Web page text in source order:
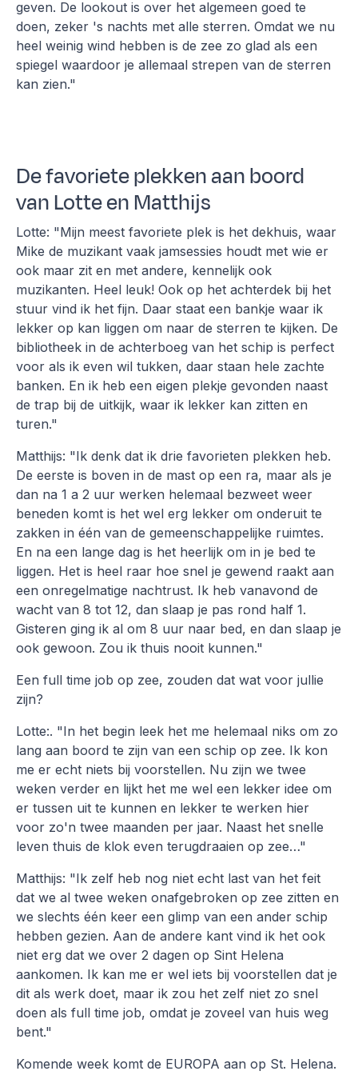
geven. De lookout is over het algemeen goed te
doen, zeker 's nachts met alle sterren. Omdat we nu
heel weinig wind hebben is de zee zo glad als een
spiegel waardoor je allemaal strepen van de sterren
kan zien."
De favoriete plekken aan boord
van Lotte en Matthijs
Lotte: "Mijn meest favoriete plek is het dekhuis, waar
Mike de muzikant vaak jamsessies houdt met wie er
ook maar zit en met andere, kennelijk ook
muzikanten. Heel leuk! Ook op het achterdek bij het
stuur vind ik het fijn. Daar staat een bankje waar ik
lekker op kan liggen om naar de sterren te kijken. De
bibliotheek in de achterboeg van het schip is perfect
voor als ik even wil tukken, daar staan hele zachte
banken. En ik heb een eigen plekje gevonden naast
de trap bij de uitkijk, waar ik lekker kan zitten en
turen."
Matthijs: "Ik denk dat ik drie favorieten plekken heb.
De eerste is boven in de mast op een ra, maar als je
dan na 1 a 2 uur werken helemaal bezweet weer
beneden komt is het wel erg lekker om onderuit te
zakken in één van de gemeenschappelijke ruimtes.
En na een lange dag is het heerlijk om in je bed te
liggen. Het is heel raar hoe snel je gewend raakt aan
een onregelmatige nachtrust. Ik heb vanavond de
wacht van 8 tot 12, dan slaap je pas rond half 1.
Gisteren ging ik al om 8 uur naar bed, en dan slaap je
ook gewoon. Zou ik thuis nooit kunnen."
Een full time job op zee, zouden dat wat voor jullie
zijn?
Lotte:. "In het begin leek het me helemaal niks om zo
lang aan boord te zijn van een schip op zee. Ik kon
me er echt niets bij voorstellen. Nu zijn we twee
weken verder en lijkt het me wel een lekker idee om
er tussen uit te kunnen en lekker te werken hier
voor zo'n twee maanden per jaar. Naast het snelle
leven thuis de klok even terugdraaien op zee…"
Matthijs: "Ik zelf heb nog niet echt last van het feit
dat we al twee weken onafgebroken op zee zitten en
we slechts één keer een glimp van een ander schip
hebben gezien. Aan de andere kant vind ik het ook
niet erg dat we over 2 dagen op Sint Helena
aankomen. Ik kan me er wel iets bij voorstellen dat je
dit als werk doet, maar ik zou het zelf niet zo snel
doen als full time job, omdat je zoveel van huis weg
bent."
Komende week komt de EUROPA aan op St. Helena.